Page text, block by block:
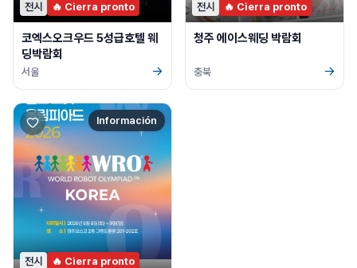
전시 🔥 Cierra pronto
코엑스오크우드 5성급호텔 웨
딩박람회
서울 →
전시 🔥 Cierra pronto
청주 에이스웨딩 박람회
충북 →
Información
전시 🔥 Cierra pronto